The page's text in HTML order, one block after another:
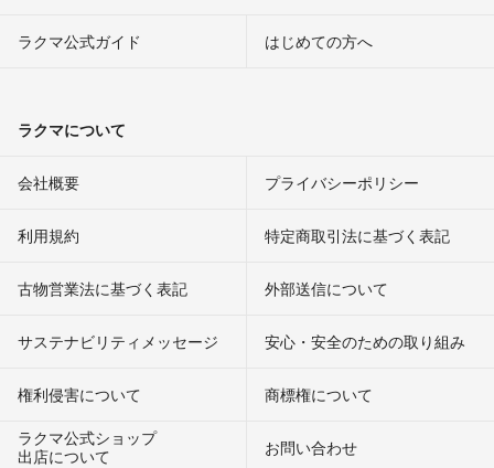
ラクマ公式ガイド はじめての方へ
ラクマについて
会社概要 プライバシーポリシー
利用規約 特定商取引法に基づく表記
古物営業法に基づく表記 外部送信について
サステナビリティメッセージ 安心・安全のための取り組み
権利侵害について
商標権について
ラクマ公式ショップ
出店について
お問い合わせ